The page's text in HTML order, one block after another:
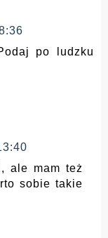
po ludzku
ale mam też
sobie takie